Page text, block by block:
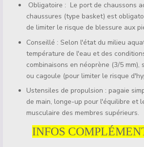
Obligatoire : Le port de chaussons
chaussures (type basket) est
de limiter le risque de blessure aux
Conseillé : Selon l'état du milieu
température de l'eau et des
combinaisons en néoprène (3/5 mm),
ou cagoule (pour limiter le risque
Ustensiles de propulsion : pagaie
de main, longe-up pour l'équilibre et
musculaire des membres supérieurs.
INFOS